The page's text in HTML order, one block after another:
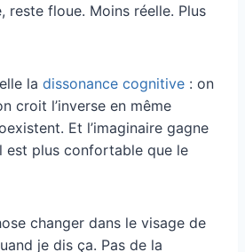
reste floue. Moins réelle. Plus
la dissonance cognitive : on
croit l’inverse en même
Et l’imaginaire gagne
est plus confortable que le
changer dans le visage de
je dis ça. Pas de la